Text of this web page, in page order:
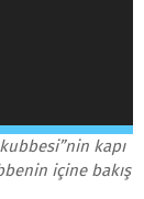
kapı
içine bakış